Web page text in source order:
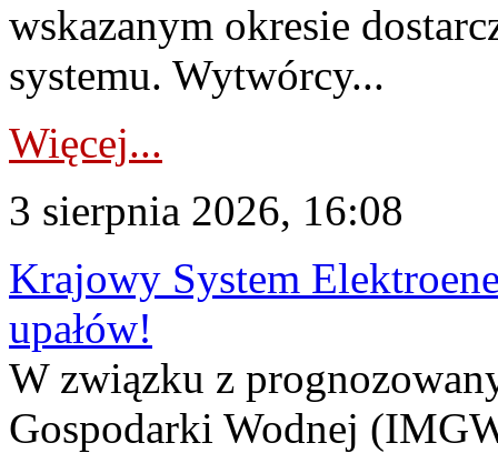
wskazanym okresie
systemu. Wytwórcy...
Więcej...
3 sierpnia 2026, 16:08
Krajowy System
upałów!
W związku z
Gospodarki Wodnej